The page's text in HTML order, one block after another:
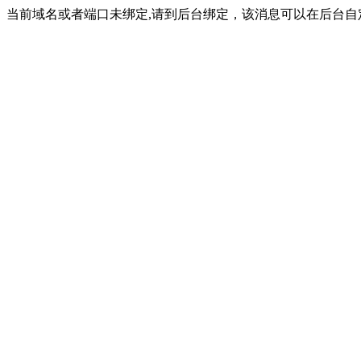
当前域名或者端口未绑定,请到后台绑定，该消息可以在后台自